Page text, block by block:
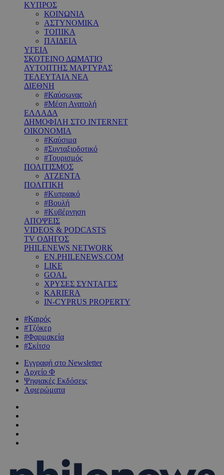
ΚΥΠΡΟΣ
ΚΟΙΝΩΝΙΑ
ΑΣΤΥΝΟΜΙΚΑ
ΤΟΠΙΚΑ
ΠΑΙΔΕΙΑ
ΥΓΕΙΑ
ΣΚΟΤΕΙΝΟ ΔΩΜΑΤΙΟ
ΑΥΤΟΠΤΗΣ ΜΑΡΤΥΡΑΣ
ΤΕΛΕΥΤΑΙΑ ΝΕΑ
ΔΙΕΘΝΗ
#Καύσωνας
#Μέση Ανατολή
ΕΛΛΑΔΑ
ΔΗΜΟΦΙΛΗ ΣΤΟ INTERNET
ΟΙΚΟΝΟΜΙΑ
#Καύσιμα
#Συνταξιοδοτικό
#Τουρισμός
ΠΟΛΙΤΙΣΜΟΣ
ΑΤΖΕΝΤΑ
ΠΟΛΙΤΙΚΗ
#Κυπριακό
#Βουλή
#Κυβέρνηση
ΑΠΟΨΕΙΣ
VIDEOS & PODCASTS
TV ΟΔΗΓΟΣ
PHILENEWS NETWORK
EN.PHILENEWS.COM
LIKE
GOAL
ΧΡΥΣΕΣ ΣΥΝΤΑΓΕΣ
KARIERA
IN-CYPRUS PROPERTY
#Καιρός
#Τζόκερ
#Φαρμακεία
#Σκίτσο
Εγγραφή στο Newsletter
Αρχείο Φ
Ψηφιακές Εκδόσεις
Αφιερώματα